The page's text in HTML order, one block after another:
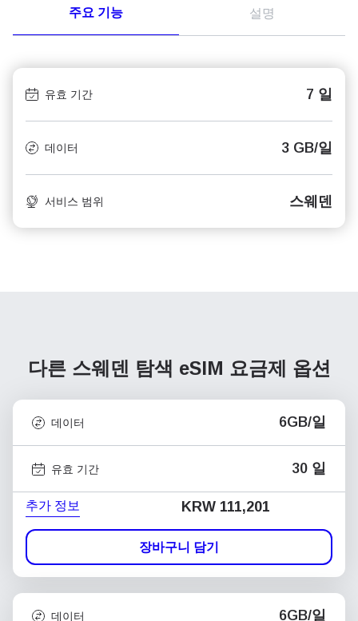
주요 기능 설명
유효 기간 7 일
데이터 3 GB/일
서비스 범위 스웨덴
다른 스웨덴 탐색 eSIM 요금제 옵션
데이터 6GB/일
유효 기간 30 일
추가 정보 KRW 111,201
장바구니 담기
데이터 6GB/일